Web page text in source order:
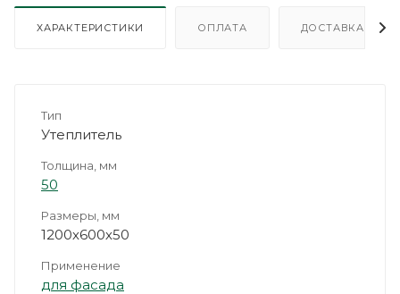
ХАРАКТЕРИСТИКИ ОПЛАТА ДОСТАВКА
Тип
Утеплитель
Толщина, мм
50
Размеры, мм
1200х600х50
Применение
для фасада